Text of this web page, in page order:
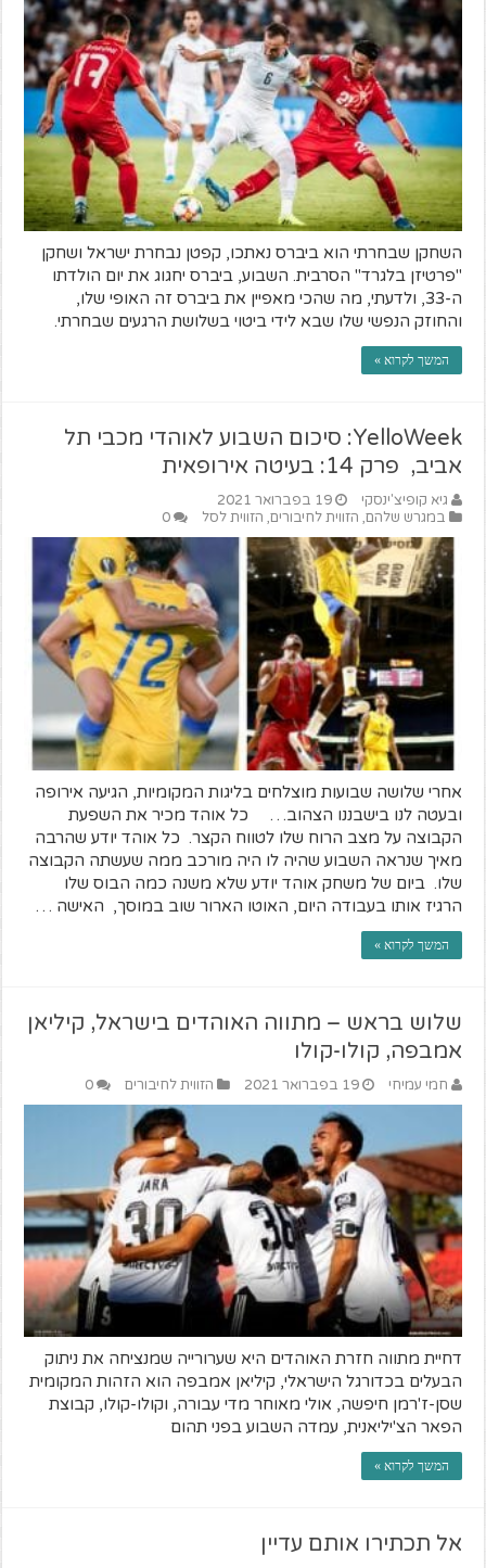
השחקן שבחרתי הוא ביברס נאתכו, קפטן נבחרת ישראל ושחקן
"פרטיזן בלגרד" הסרבית. השבוע, ביברס יחגוג את יום הולדתו
ה-33, ולדעתי, מה שהכי מאפיין את ביברס זה האופי שלו,
והחוזק הנפשי שלו שבא לידי ביטוי בשלושת הרגעים שבחרתי.
המשך לקרוא »
YelloWeek: סיכום השבוע לאוהדי מכבי תל
אביב, פרק 14: בעיטה אירופאית
גיא קופיצ'ינסקי
19 בפברואר 2021
במגרש שלהם, הזווית לחיבורים, הזווית לסל 0
אחרי שלושה שבועות מוצלחים בליגות המקומיות, הגיעה אירופה
ובעטה לנו בישבננו הצהוב… כל אוהד מכיר את השפעת
הקבוצה על מצב הרוח שלו לטווח הקצר. כל אוהד יודע שהרבה
מאיך שנראה השבוע שהיה לו היה מורכב ממה שעשתה הקבוצה
שלו. ביום של משחק אוהד יודע שלא משנה כמה הבוס שלו
הרגיז אותו בעבודה היום, האוטו הארור שוב במוסך, האישה …
המשך לקרוא »
שלוש בראש – מתווה האוהדים בישראל, קיליאן
אמבפה, קולו-קולו
חמי עמיחי 19 בפברואר 2021 הזווית לחיבורים 0
דחיית מתווה חזרת האוהדים היא שערורייה שמנציחה את ניתוק
הבעלים בכדורגל הישראלי, קיליאן אמבפה הוא הזהות המקומית
שסן-ז'רמן חיפשה, אולי מאוחר מדי עבורה, וקולו-קולו, קבוצת
הפאר הצ'יליאנית, עמדה השבוע בפני תהום
המשך לקרוא »
אל תכתירו אותם עדיין